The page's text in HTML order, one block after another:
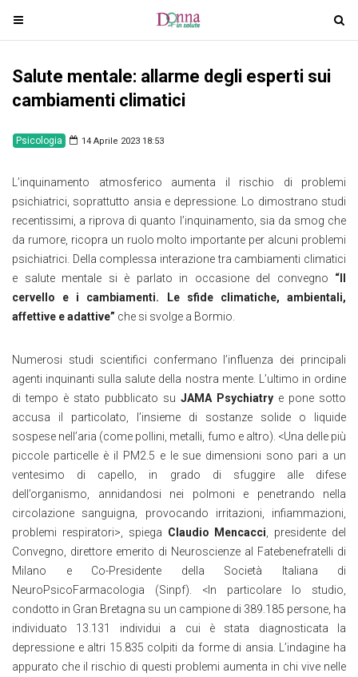
T
o
g
l
n
g
i
T
o
Salute mentale: allarme degli esperti sui
cambiamenti climatici
Psicologia 14 Aprile 2023 18:53
L’inquinamento atmosferico aumenta il rischio di problemi
psichiatrici, soprattutto ansia e depressione. Lo dimostrano studi
recentissimi, a riprova di quanto l’inquinamento, sia da smog che
da rumore, ricopra un ruolo molto importante per alcuni problemi
psichiatrici. Della complessa interazione tra cambiamenti climatici
e salute mentale si è parlato in occasione del convegno “Il
cervello e i cambiamenti. Le sfide climatiche, ambientali,
affettive e adattive” che si svolge a Bormio.
Numerosi studi scientifici confermano l’influenza dei principali
agenti inquinanti sulla salute della nostra mente. L’ultimo in ordine
di tempo è stato pubblicato su JAMA Psychiatry e pone sotto
accusa il particolato, l’insieme di sostanze solide o liquide
sospese nell’aria (come pollini, metalli, fumo e altro). <Una delle più
piccole particelle è il PM2.5 e le sue dimensioni sono pari a un
ventesimo di capello, in grado di sfuggire alle difese
dell’organismo, annidandosi nei polmoni e penetrando nella
circolazione sanguigna, provocando irritazioni, infiammazioni,
problemi respiratori>, spiega Claudio Mencacci , presidente del
Convegno, direttore emerito di Neuroscienze al Fatebenefratelli di
Milano e Co-Presidente della Società Italiana di
NeuroPsicoFarmacologia (Sinpf). <In particolare lo studio,
condotto in Gran Bretagna su un campione di 389.185 persone, ha
individuato 13.131 individui a cui è stata diagnosticata la
depressione e altri 15.835 colpiti da forme di ansia. L’indagine ha
appurato che il rischio di questi problemi aumenta in chi vive nelle